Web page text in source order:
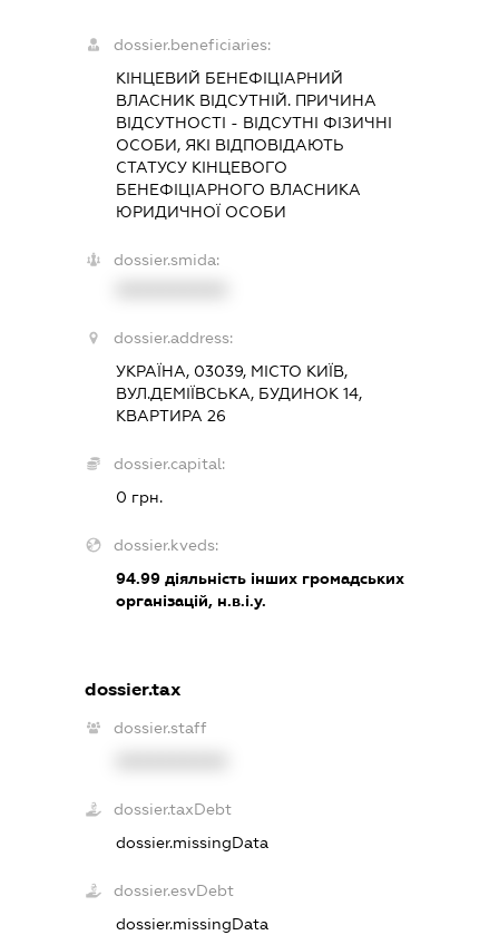
dossier.beneficiaries:
КІНЦЕВИЙ БЕНЕФІЦІАРНИЙ
ВЛАСНИК ВІДСУТНІЙ. ПРИЧИНА
ВІДСУТНОСТІ - ВІДСУТНІ ФІЗИЧНІ
ОСОБИ, ЯКІ ВІДПОВІДАЮТЬ
СТАТУСУ КІНЦЕВОГО
БЕНЕФІЦІАРНОГО ВЛАСНИКА
ЮРИДИЧНОЇ ОСОБИ
dossier.smida:
dossier.address:
УКРАЇНА, 03039, МІСТО КИЇВ,
ВУЛ.ДЕМІЇВСЬКА, БУДИНОК 14,
КВАРТИРА 26
dossier.capital:
0 грн.
dossier.kveds:
94.99 діяльність інших громадських
організацій, н.в.і.у.
dossier.tax
dossier.staff
dossier.taxDebt
dossier.missingData
dossier.esvDebt
dossier.missingData